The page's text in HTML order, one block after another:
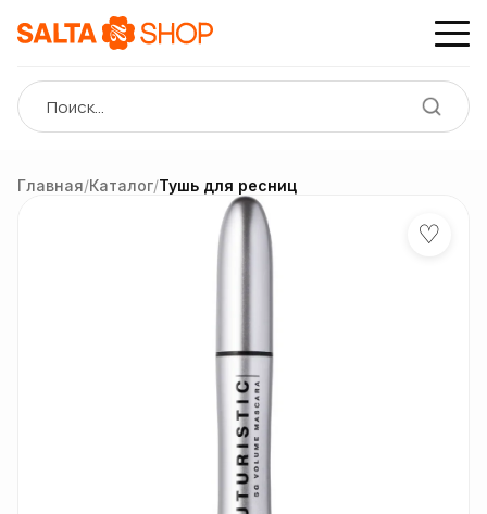
Главная/Каталог/Тушь для ресниц
♡